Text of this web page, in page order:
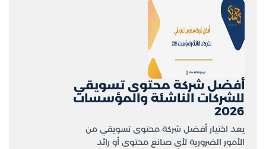
أفضل شركة محتوى تسويقي
للشركات الناشئة والمؤسسات
2026
يعد اختيار أفضل شركة محتوى تسويقي من
الأمور الضرورية لأي صانع محتوى أو رائد